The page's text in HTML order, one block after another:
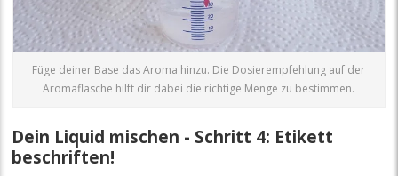
Füge deiner Base das Aroma hinzu. Die Dosierempfehlung auf der
Aromaflasche hilft dir dabei die richtige Menge zu bestimmen.
Dein Liquid mischen - Schritt 4: Etikett
beschriften!